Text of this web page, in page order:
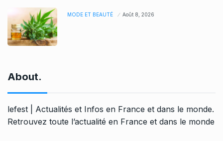
MODE ET BEAUTÉ Août 8, 2026
About.
lefest | Actualités et Infos en France et dans le monde.
Retrouvez toute l’actualité en France et dans le monde